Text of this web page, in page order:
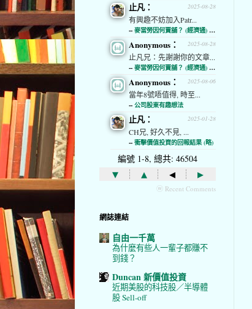
2025-08-28
止凡：
有興趣不妨加入Patr...
-- 麥當勞因何賣舖？ (經濟通) (略)
2025-08-28
Anonymous：
止凡兄：先謝謝你的文章...
-- 麥當勞因何賣舖？ (經濟通) (略)
2025-08-06
Anonymous：
當年8號唔值得, 時至...
-- 公司股東有趣想法
2025-01-28
止凡：
CH兄, 好久不見, ...
-- 衝擊價值投資的回報結果 (略)
編號 1-8, 總共: 46504
▾ ▴ ◂ ▸
ⓦ Recent Comments
網誌連結
自由一千萬
為什麼有些人一輩子都賺不
到錢？
Duncan 新價值投資
近期美股的科技股／半導體
股 Sell-off